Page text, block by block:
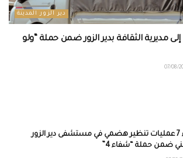
دير الزور المدينة
إلى مديرية الثقافة بدير الزور ضمن حملة “ولو
إجراء 7 عمليات تنظير هضمي في مستشفى دير الزور
ضمن حملة “شفاء 4”